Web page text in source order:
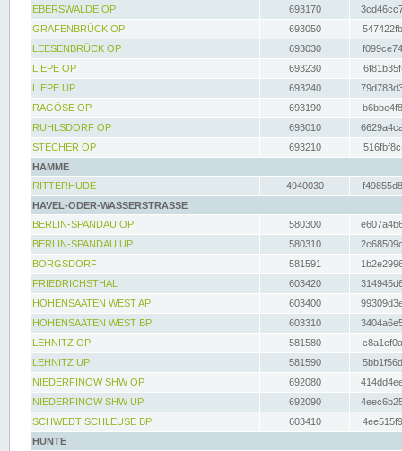
EBERSWALDE OP
693170
GRAFENBRÜCK OP
693050
LEESENBRÜCK OP
693030
LIEPE OP
693230
LIEPE UP
693240
RAGÖSE OP
693190
RUHLSDORF OP
693010
STECHER OP
693210
HAMME
RITTERHUDE
4940030
HAVEL-ODER-WASSERSTRASSE
BERLIN-SPANDAU OP
580300
BERLIN-SPANDAU UP
580310
BORGSDORF
581591
FRIEDRICHSTHAL
603420
HOHENSAATEN WEST AP
603400
HOHENSAATEN WEST BP
603310
LEHNITZ OP
581580
LEHNITZ UP
581590
NIEDERFINOW SHW OP
692080
NIEDERFINOW SHW UP
692090
SCHWEDT SCHLEUSE BP
603410
HUNTE